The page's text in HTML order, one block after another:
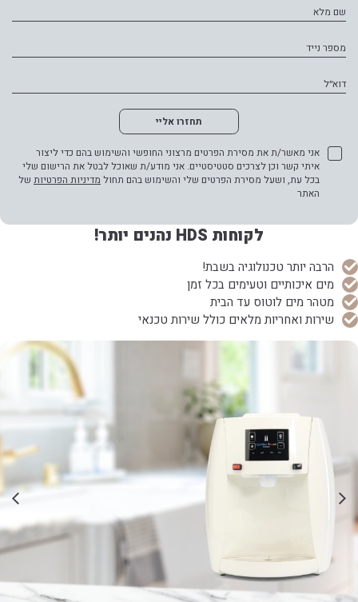
שם מלא
מספר נייד
דוא״ל
תחזרו אליי
אני מאשר/ת את מסירת הפרטים מרצוני החופשי והשימוש בהם כדי ליצור
איתי קשר וכן לצרכים סטטיסטיים. אני מודע/ת שאוכל לבטל את הרישום שלי
בכל עת, ושעל מסירת הפרטים שלי והשימוש בהם תחול מדיניות הפרטיות של
האתר
לקוחות HDS נהנים יותר!
הרבה יותר טכנולוגיה בשבת!
מים איכותיים וטעימים בכל זמן
מטהר מים לוטוס עד הבית
שירות ואחריות מלאים כולל שירות טכנאי